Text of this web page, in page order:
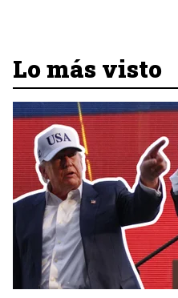
Lo más visto